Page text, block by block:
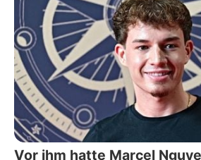
Vor ihm hatte Marcel